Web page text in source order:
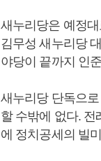
새누리당은 예정
김무성 새누리당
야당이 끝까지 인
새누리당 단독으
할 수밖에 없다.
에 정치공세의 빌